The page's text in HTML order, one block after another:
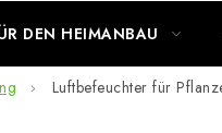
DEN HEIMANBAU
Luftbefeuchter für